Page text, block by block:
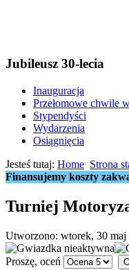
Jubileusz 30-lecia
Inauguracja
Przełomowe chwile
Stypendyści
Wydarzenia
Osiągnięcia
Jesteś tutaj: Home Strona
Finansujemy koszty
Turniej
Utworzono: wtorek, 30 maj
Proszę, oceń